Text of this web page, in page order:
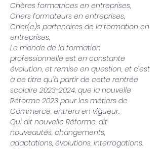
Chères formatrices en entreprises,
Chers formateurs en entreprises,
Cher(e)s partenaires de la formation en
entreprises,
Le monde de la formation
professionnelle est en constante
évolution, et remise en question, et c’est
à ce titre qu’à partir de cette rentrée
scolaire 2023-2024, que la nouvelle
Réforme 2023 pour les métiers de
Commerce, entrera en vigueur.
Qui dit nouvelle Réforme, dit
nouveautés, changements,
adaptations, évolutions, interrogations.